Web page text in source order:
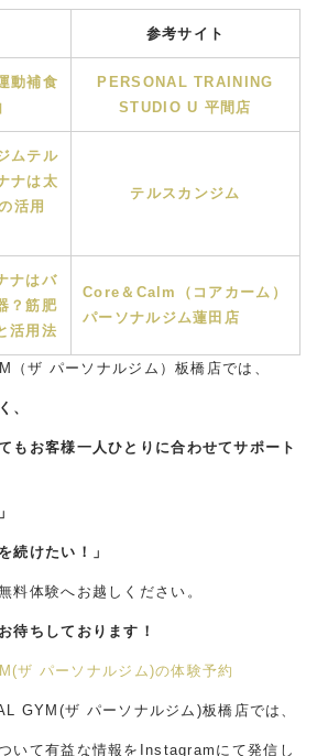
参考サイト
動補食
PERSONAL TRAINING
STUDIO U 平間店
ムテル
ナは太
活用
テルスカンジム
ナはバ
？筋肥
活用法
Core＆Calm（コアカーム）
パーソナルジム蓮田店
ザ パーソナルジム）板橋店では、
、
もお客様一人ひとりに合わせてサポート
続けたい！」
料体験へお越しください。
待ちしております！
ザ パーソナルジム)の体験予約
GYM(ザ パーソナルジム)板橋店では、
いて有益な情報をInstagramにて発信し